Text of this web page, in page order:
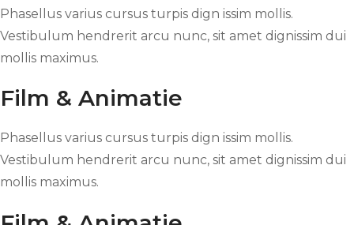
Phasellus varius cursus turpis dign issim mollis.
Vestibulum hendrerit arcu nunc, sit amet dignissim dui
mollis maximus.
Film & Animatie
Phasellus varius cursus turpis dign issim mollis.
Vestibulum hendrerit arcu nunc, sit amet dignissim dui
mollis maximus.